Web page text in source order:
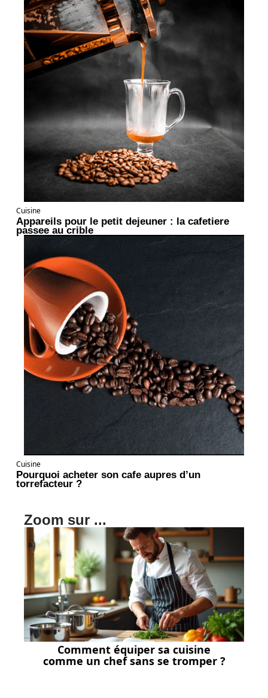
Cuisine
Appareils pour le petit dejeuner : la cafetiere
passee au crible
Cuisine
Pourquoi acheter son cafe aupres d’un
torrefacteur ?
Zoom sur ...
Comment équiper sa cuisine
comme un chef sans se tromper ?